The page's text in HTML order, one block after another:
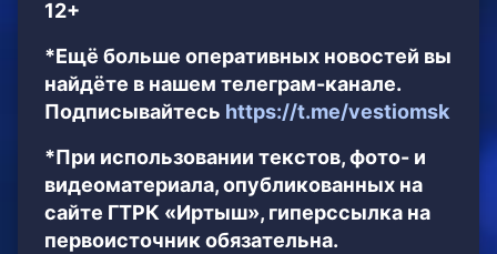
12+
*Ещё больше оперативных новостей вы
найдёте в нашем телеграм-канале.
Подписывайтесь https://t.me/vestiomsk
*При использовании текстов, фото- и
видеоматериала, опубликованных на
сайте ГТРК «Иртыш», гиперссылка на
первоисточник обязательна.